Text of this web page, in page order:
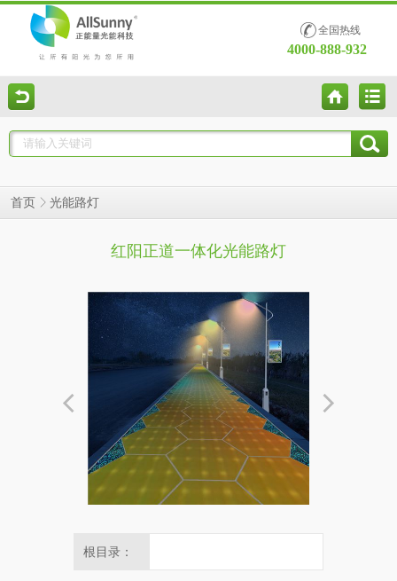
全国热线
4000-888-932
首页 光能路灯
红阳正道一体化光能路灯
根目录：